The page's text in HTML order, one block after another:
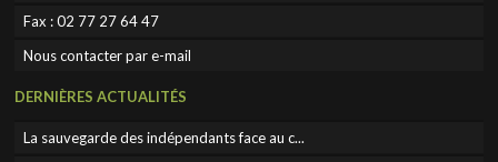
Fax :02 77 27 64 47
Nous contacter par e-mail
DERNIÈRES ACTUALITÉS
La sauvegarde des indépendants face au c...